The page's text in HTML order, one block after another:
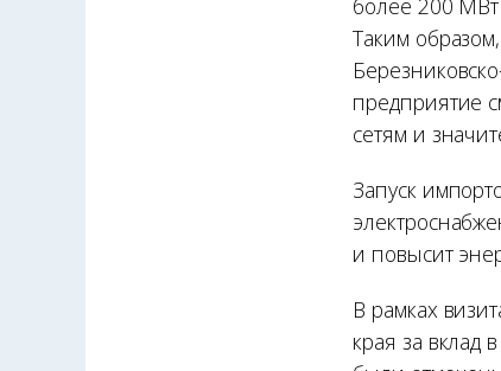
более 200 МВт
Таким
предприятие
сетям и
Запуск
и повысит
В рамках
края за